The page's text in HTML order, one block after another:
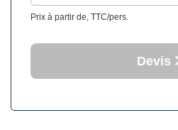
Prix à partir de, TTC/pers.
Devis